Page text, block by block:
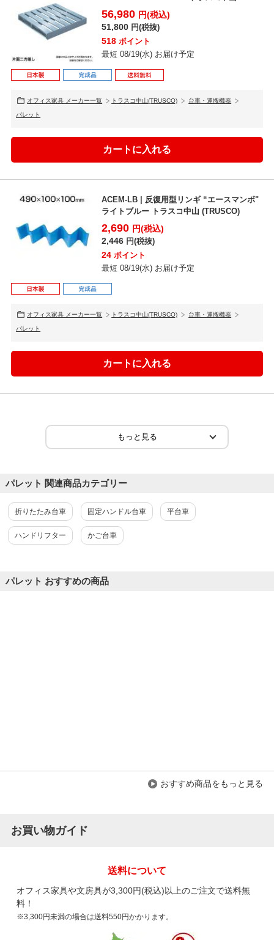
56,980 円(税込)
51,800 円(税抜)
518 ポイント
最短 08/19(水) お届け予定
オフィス家具 メーカー一覧 トラスコ中山(TRUSCO) 台車・運搬機器
パレット
ACEM-LB | 反復用型リンギ “エースマンボ"
ライトブルー トラスコ中山 (TRUSCO)
2,690 円(税込)
2,446 円(税抜)
24 ポイント
最短 08/19(水) お届け予定
オフィス家具 メーカー一覧 トラスコ中山(TRUSCO) 台車・運搬機器
パレット
パレット 関連商品カテゴリー
折りたたみ台車 固定ハンドル台車 平台車
ハンドリフター かご台車
パレット おすすめの商品
おすすめ商品をもっと見る
お買い物ガイド
送料について
オフィス家具や文房具が3,300円(税込)以上のご注文で送料無
料！
※3,300円未満の場合は送料550円かかります。